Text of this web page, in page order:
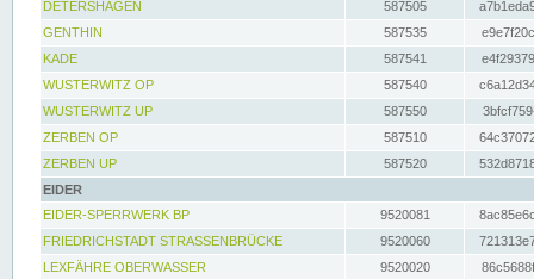
DETERSHAGEN
587505
GENTHIN
587535
KADE
587541
WUSTERWITZ OP
587540
WUSTERWITZ UP
587550
ZERBEN OP
587510
ZERBEN UP
587520
EIDER
EIDER-SPERRWERK BP
9520081
FRIEDRICHSTADT STRASSENBRÜCKE
9520060
LEXFÄHRE OBERWASSER
9520020